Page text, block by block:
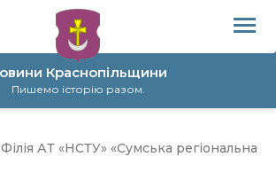
Краснопільщини
Пишемо історію разом.
АТ «НСТУ» «Сумська регіональна